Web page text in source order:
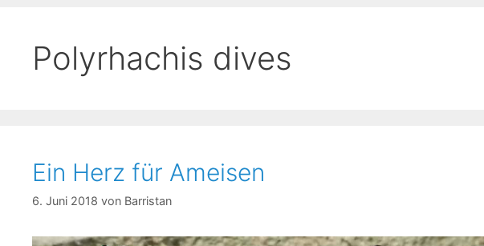
Polyrhachis dives
Ein Herz für Ameisen
6. Juni 2018 von Barristan